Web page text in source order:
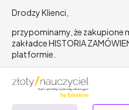
Drodzy Klienci,
przypominamy, że zakupione
zakładce HISTORIA
platformie.